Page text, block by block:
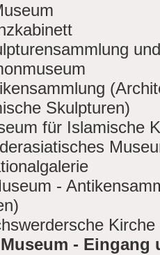
Skulpturen)
für Islamische
-
Kirche
-